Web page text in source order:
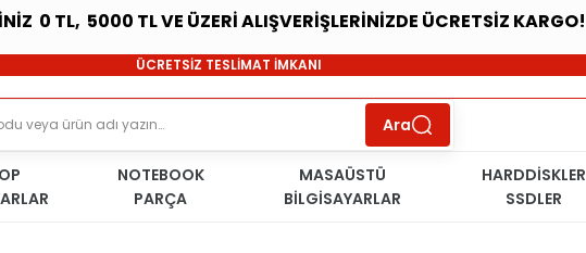
0 TL, 5000 TL VE ÜZERİ ALIŞVERİŞLERİNİZDE ÜCRETSİZ KARGO!
ÜCRETSİZ TESLİMAT İMKANI
ÜCRETSİZ TESLİMAT İMKANI
KOŞULSUZ İADE HAKKI
SÜRDÜRÜLEBİLİR ÜRÜNLER
Ara
NOTEBOOK
PARÇA
MASAÜSTÜ
BİLGİSAYARLAR
HARDDİSKLER
SSDLER